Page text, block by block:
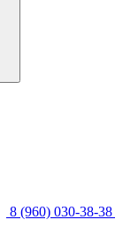
8 (960) 030-38-38